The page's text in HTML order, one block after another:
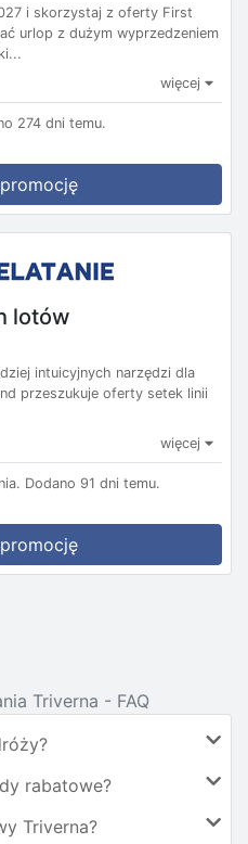
i skorzystaj z oferty First
urlop z dużym wyprzedzeniem
więcej
274 dni temu.
lotów
intuicyjnych narzędzi dla
przeszukuje oferty setek linii
więcej
Dodano 91 dni temu.
Triverna - FAQ
rabatowe?
Triverna?